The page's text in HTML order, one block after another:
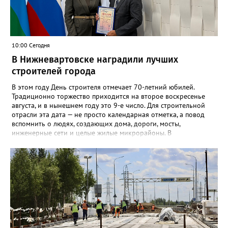
10:00 Сегодня
В Нижневартовске наградили лучших
строителей города
В этом году День строителя отмечает 70-летний юбилей.
Традиционно торжество приходится на второе воскресенье
августа, и в нынешнем году это 9-е число. Для строительной
отрасли эта дата — не просто календарная отметка, а повод
вспомнить о людях, создающих дома, дороги, мосты,
инженерные сети и целые жилые микрорайоны. В
города ежегодно проводит конкурс «Лучший строитель города
Нижневартовска». К участию приглашаются строительные
организации, работающие в сфере жилищного и
коммунального строительства, а также предприятия по
производству и поставке строительных и отделочных
материалов — независимо от форм собственности и
ведомственной принадлежности, расположенные
непосредственно в Нижневартовске. Накануне в
администрации состоялось награждение победителей.